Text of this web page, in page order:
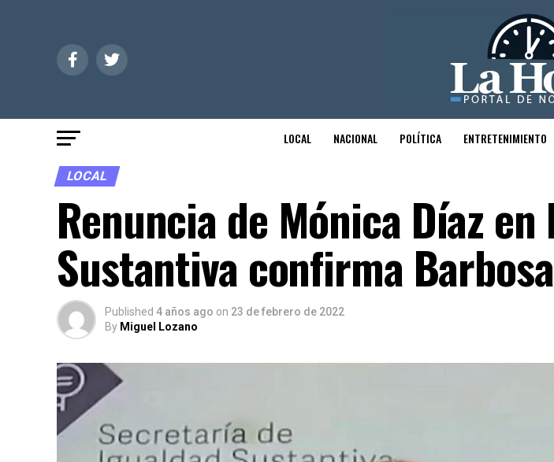
LOCAL NACIONAL POLÍTICA ENTRETENIMIENTO
LOCAL
Renuncia de Mónica Díaz en
Sustantiva confirma Barbosa
Published 4 años ago on 23 de febrero de 2022
By Miguel Lozano